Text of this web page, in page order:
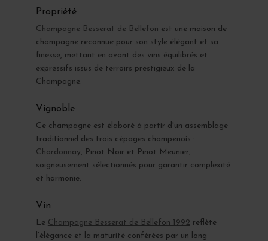
Propriété
Champagne Besserat de Bellefon est une maison de
champagne reconnue pour son style élégant et sa
finesse, mettant en avant des vins équilibrés et
expressifs issus de terroirs prestigieux de la
Champagne.
Vignoble
Ce champagne est élaboré à partir d'un assemblage
traditionnel des trois cépages champenois :
Chardonnay, Pinot Noir et Pinot Meunier,
soigneusement sélectionnés pour garantir complexité
et harmonie.
Vin
Le Champagne Besserat de Bellefon 1992 reflète
l’élégance et la maturité conférées par un long